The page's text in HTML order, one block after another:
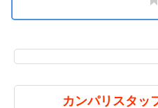
カンパリスタッ